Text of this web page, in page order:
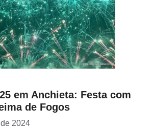
em Anchieta: Festa com
de Fogos
2024